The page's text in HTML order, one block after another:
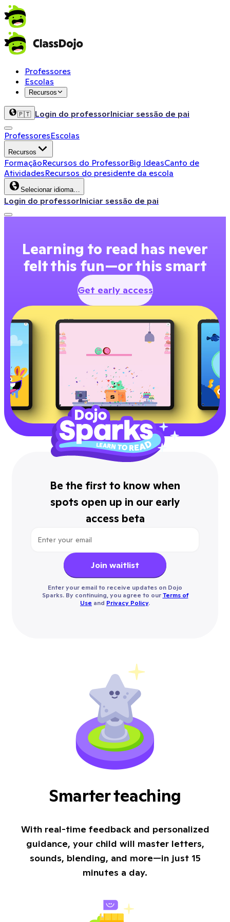
Professores
Escolas
Recursos
🇵🇹 Login do professorIniciar sessão de pai
ProfessoresEscolas
Recursos
FormaçãoRecursos do ProfessorBig IdeasCanto de
AtividadesRecursos do presidente da escola
Selecionar idioma…
Login do professorIniciar sessão de pai
Learning to read has never
felt this fun—or this smart
Get early access
Be the first to know when
spots open up in our early
access beta
Join waitlist
Enter your email to receive updates on Dojo
Sparks. By continuing, you agree to our Terms of
Use and Privacy Policy.
Smarter teaching
With real-time feedback and personalized
guidance, your child will master letters,
sounds, blending, and more—in just 15
minutes a day.